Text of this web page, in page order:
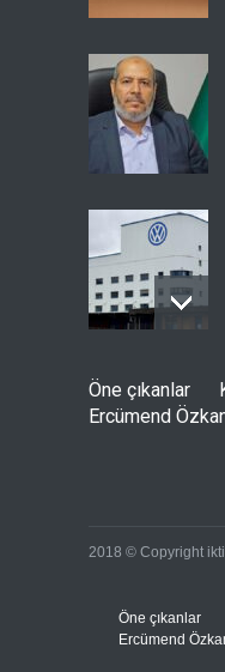
Öne çıkanlar
Ercümend
2018 © Copyright
Öne çıkanlar
Ercümend